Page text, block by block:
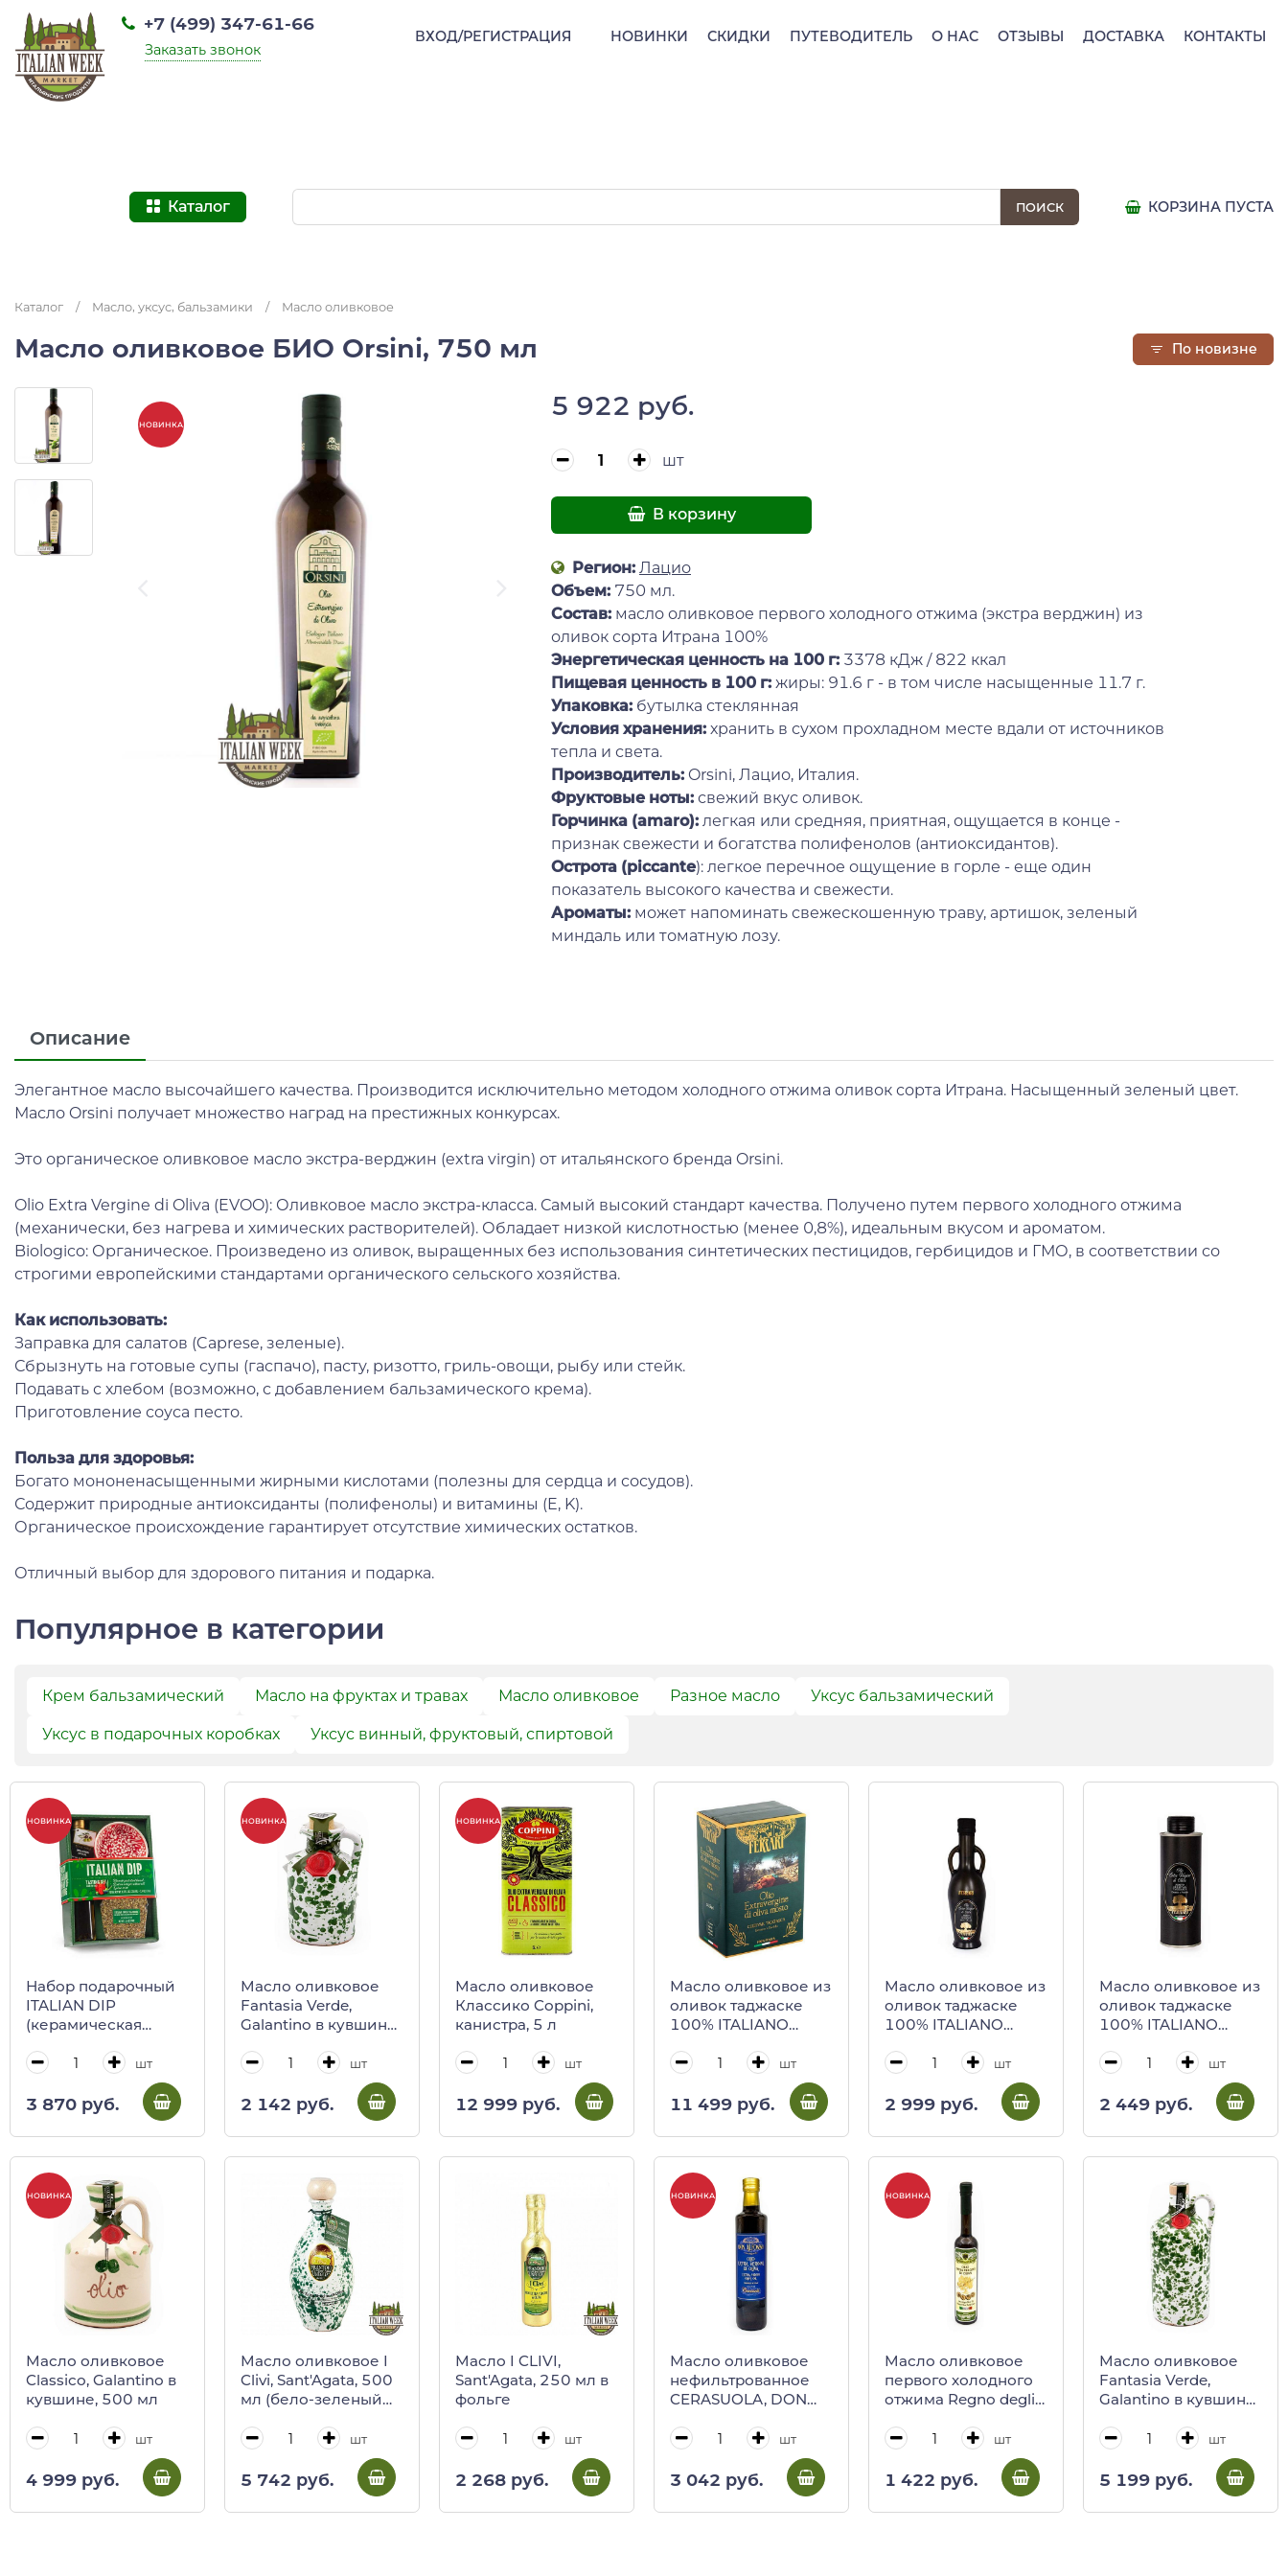
НОВИНКИ СКИДКИ ПУТЕВОДИТЕЛЬ О НАС ОТЗЫВЫ ДОСТАВКА КОНТАКТЫ
+7 (499) 347-61-66
Заказать звонок
ВХОД/РЕГИСТРАЦИЯ
Каталог КОРЗИНА ПУСТА
Каталог / Масло, уксус, бальзамики / Масло оливковое
Масло оливковое БИО Orsini, 750 мл
НОВИНКА
5 922 руб.
шт
В корзину
Регион: Лацио
Объем: 750 мл.
Состав: масло оливковое первого холодного отжима (экстра верджин) из
оливок сорта Итрана 100%
Энергетическая ценность на 100 г: 3378 кДж / 822 ккал
Пищевая ценность в 100 г: жиры: 91.6 г - в том числе насыщенные 11.7 г.
Упаковка: бутылка стеклянная
Условия хранения: хранить в сухом прохладном месте вдали от источников
тепла и света.
Производитель: Orsini, Лацио, Италия.
Фруктовые ноты: свежий вкус оливок.
Горчинка (amaro): легкая или средняя, приятная, ощущается в конце -
признак свежести и богатства полифенолов (антиоксидантов).
Острота (piccante): легкое перечное ощущение в горле - еще один
показатель высокого качества и свежести.
Ароматы: может напоминать свежескошенную траву, артишок, зеленый
миндаль или томатную лозу.
Описание
Элегантное масло высочайшего качества. Производится исключительно методом холодного отжима оливок сорта Итрана. Насыщенный зеленый цвет.
Масло Orsini получает множество наград на престижных конкурсах.
Это органическое оливковое масло экстра-верджин (extra virgin) от итальянского бренда Orsini.
Olio Extra Vergine di Oliva (EVOO): Оливковое масло экстра-класса. Самый высокий стандарт качества. Получено путем первого холодного отжима
(механически, без нагрева и химических растворителей). Обладает низкой кислотностью (менее 0,8%), идеальным вкусом и ароматом.
Biologico: Органическое. Произведено из оливок, выращенных без использования синтетических пестицидов, гербицидов и ГМО, в соответствии со
строгими европейскими стандартами органического сельского хозяйства.
Как использовать:
Заправка для салатов (Caprese, зеленые).
Сбрызнуть на готовые супы (гаспачо), пасту, ризотто, гриль-овощи, рыбу или стейк.
Подавать с хлебом (возможно, с добавлением бальзамического крема).
Приготовление соуса песто.
Польза для здоровья:
Богато мононенасыщенными жирными кислотами (полезны для сердца и сосудов).
Содержит природные антиоксиданты (полифенолы) и витамины (E, K).
Органическое происхождение гарантирует отсутствие химических остатков.
Отличный выбор для здорового питания и подарка.
Популярное в категории
По новизне
Крем бальзамический Масло на фруктах и травах Масло оливковое Разное масло Уксус бальзамический
Уксус в подарочных коробках Уксус винный, фруктовый, спиртовой
НОВИНКА
Набор подарочный
ITALIAN DIP
(керамическая
оливковое,
сицилийски)
шт
3 870 руб.
НОВИНКА
Масло оливковое
Fantasia Verde,
Galantino в кувшине,
шт
2 142 руб.
НОВИНКА
Масло оливковое
Классико Coppini,
канистра, 5 л
шт
12 999 руб.
Масло оливковое из
оливок таджаске
100% ITALIANO
(BAG in BOX c
шт
11 499 руб.
Масло оливковое из
оливок таджаске
100% ITALIANO
(черная бутылка
надписью)
шт
2 999 руб.
Масло оливковое из
оливок таджаске
100% ITALIANO
черная)
шт
2 449 руб.
НОВИНКА
Масло оливковое
Classico, Galantino в
кувшине, 500 мл
шт
4 999 руб.
Масло оливковое I
Clivi, Sant'Agata, 500
мл (бело-зеленый
шт
5 742 руб.
Масло I CLIVI,
Sant'Agata, 250 мл в
фольге
шт
2 268 руб.
НОВИНКА
Масло оливковое
нефильтрованное
CERASUOLA, DON
degliI Ulivi, 500 мл
шт
3 042 руб.
НОВИНКА
Масло оливковое
первого холодного
отжима Regno degliI
шт
1 422 руб.
Масло оливковое
Fantasia Verde,
Galantino в кувшине,
шт
5 199 руб.